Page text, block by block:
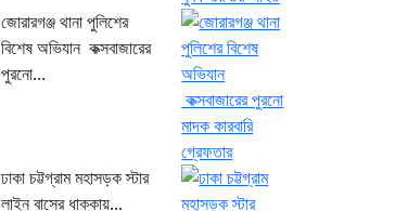
জোরারগঞ্জ থানা পুলিশের
বিশেষ অভিযান কক্সবাজারের
পুরনো...
ঢাকা চট্টগ্রাম মহাসড়ক স্টার
লাইন বাসের ধাক্কায়...